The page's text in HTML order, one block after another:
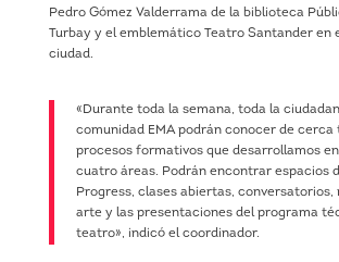
Pedro Gómez Valderrama de la biblioteca
Turbay y el emblemático Teatro Santander en
ciudad.
«Durante toda la semana, toda la
comunidad EMA podrán conocer de cerca
procesos formativos que desarrollamos
cuatro áreas. Podrán encontrar espacios
Progress, clases abiertas, conversatorios,
arte y las presentaciones del programa
teatro», indicó el coordinador.